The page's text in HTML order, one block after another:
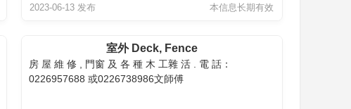
本信息长期有效
2023-06-13 发布
室外 Deck, Fence
房 屋 維 修 , 門窗 及 各 種 木 工雜 活 . 電 話：
0226957688 或0226738986文師傅